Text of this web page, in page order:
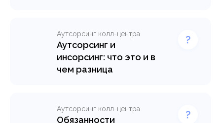
Аутсорсинг колл-центра
Аутсорсинг и
инсорсинг: что это и в
чем разница
Аутсорсинг колл-центра
Обязанности